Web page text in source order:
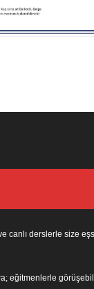
canlı derslerle size
eğitmenlerle